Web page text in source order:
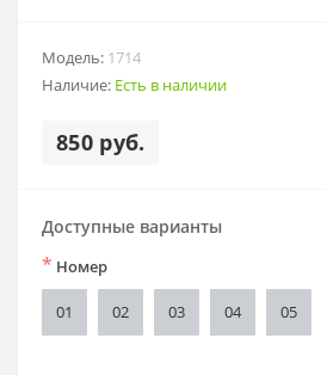
Модель: 1714
Наличие: Есть в наличии
850 руб.
Доступные варианты
* Номер
01 02 03 04 05